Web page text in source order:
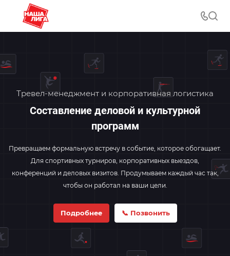
Тревел-менеджмент и корпоративная логистика
Составление деловой и культурной
программ
Превращаем формальную встречу в событие, которое обогащает.
Для спортивных турниров, корпоративных выездов,
конференций и деловых визитов. Продумываем каждый час так,
чтобы он работал на ваши цели.
Подробнее 📞 Позвонить